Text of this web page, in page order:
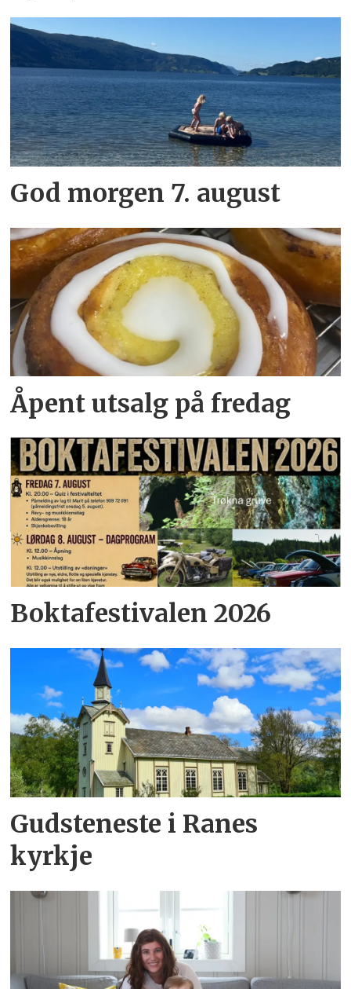
God morgen 7. august
Åpent utsalg på fredag
Boktafestivalen 2026
Gudsteneste i Ranes
kyrkje